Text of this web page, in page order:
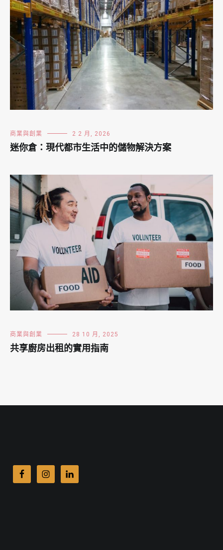
商業與創業 2 2 月, 2026
迷你倉：現代都市生活中的儲物解決方案
商業與創業 28 10 月, 2025
共享廚房出租的實用指南